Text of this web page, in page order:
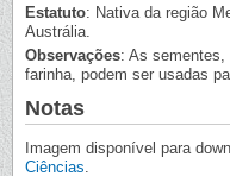
Estatuto: Nativa da região
Austrália.
Observações: As sementes,
farinha, podem ser usadas
Notas
Imagem disponível para
Ciências.